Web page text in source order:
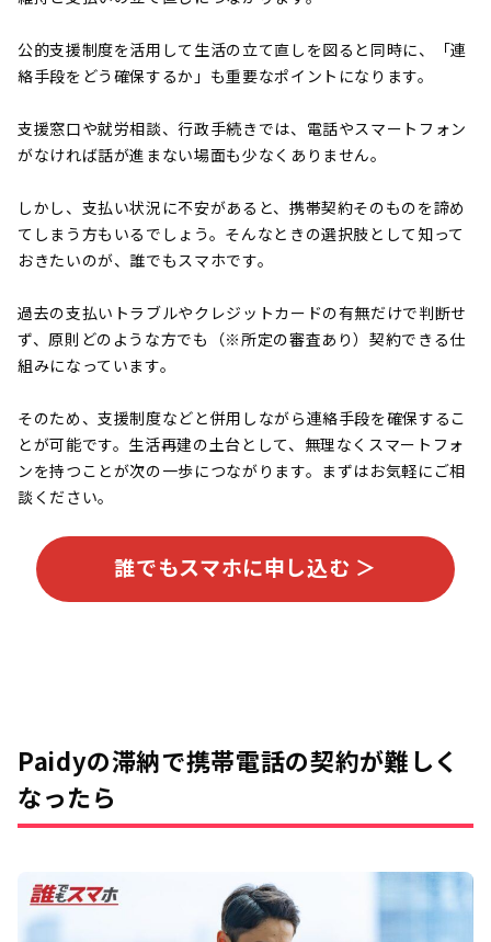
公的支援制度を活用して生活の立て直しを図ると同時に、「連
絡手段をどう確保するか」も重要なポイントになります。
支援窓口や就労相談、行政手続きでは、電話やスマートフォン
がなければ話が進まない場面も少なくありません。
しかし、支払い状況に不安があると、携帯契約そのものを諦め
てしまう方もいるでしょう。そんなときの選択肢として知って
おきたいのが、誰でもスマホです。
過去の支払いトラブルやクレジットカードの有無だけで判断せ
ず、原則どのような方でも（※所定の審査あり）契約できる仕
組みになっています。
そのため、支援制度などと併用しながら連絡手段を確保するこ
とが可能です。生活再建の土台として、無理なくスマートフォ
ンを持つことが次の一歩につながります。まずはお気軽にご相
談ください。
誰でもスマホに申し込む ＞
Paidyの滞納で携帯電話の契約が難しく
なったら